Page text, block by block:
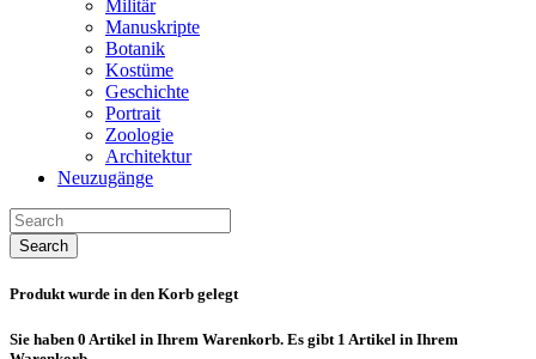
Militär
Manuskripte
Botanik
Kostüme
Geschichte
Portrait
Zoologie
Architektur
Neuzugänge
Search
Produkt wurde in den Korb gelegt
Sie haben 0 Artikel in Ihrem Warenkorb. Es gibt 1 Artikel in Ihrem